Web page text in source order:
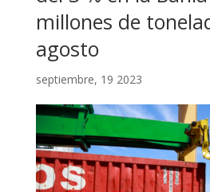
millones de
agosto
septiembre, 19 2023